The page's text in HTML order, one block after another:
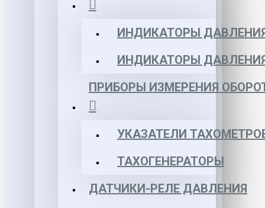
ИНДИКАТОРЫ
ИНДИКАТОРЫ
ПРИБОРЫ ИЗМЕРЕНИЯ
УКАЗАТЕЛИ
ТАХОГЕНЕРАТОРЫ
ДАТЧИКИ-РЕЛЕ ДАВЛЕНИЯ